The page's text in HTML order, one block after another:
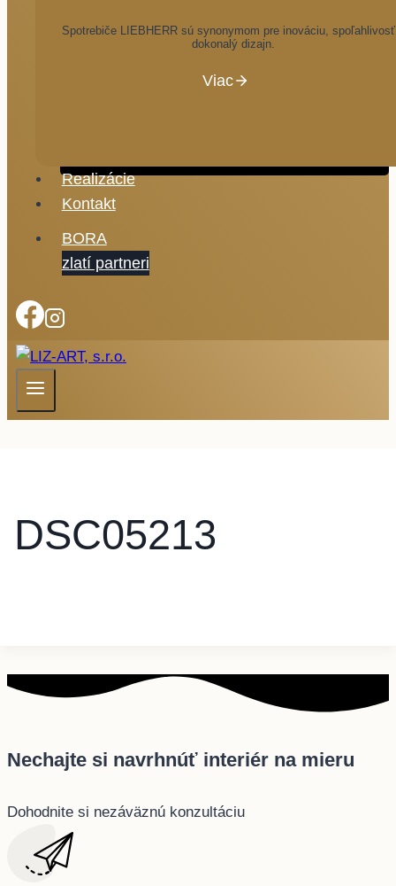
Spotrebiče LIEBHERR sú synonymom pre inováciu,
dokonalý dizajn.
Viac
Realizácie
Kontakt
BORA
zlatí partneri
DSC05213
Nechajte si navrhnúť interiér na mieru
Dohodnite si nezáväznú konzultáciu